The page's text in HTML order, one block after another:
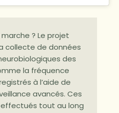
? Le projet
collecte de données
des
la fréquence
à l’aide de
avancés. Ces
tout au long